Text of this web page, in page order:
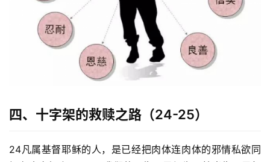
四、十字架的救赎之路（24-25）
24凡属基督耶稣的人，是已经把肉体连肉体的邪情私欲同